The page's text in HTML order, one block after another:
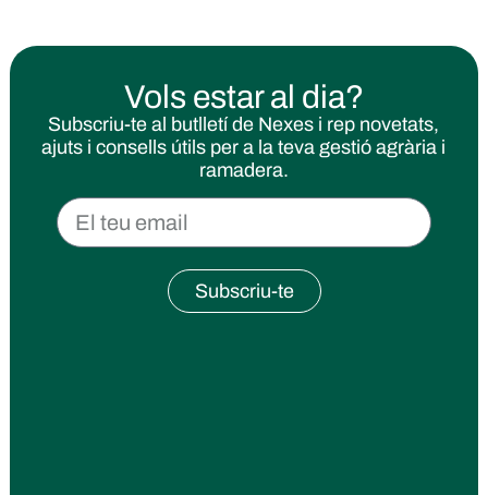
Vols estar al dia?
Subscriu-te al butlletí de Nexes i rep novetats,
ajuts i consells útils per a la teva gestió agrària i
ramadera.
Subscriu-te